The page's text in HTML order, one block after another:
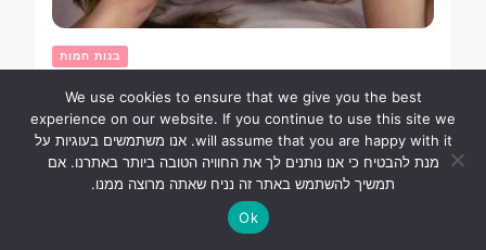
בנות חמות
אלנה צ'יריטה נאיל, סגנון ייחודי
והרבה נחישות
We use cookies to ensure that we give you the best
experience on our website. If you continue to use this site we
will assume that you are happy with it. אנו משתמשים בעוגיות על
מנת להבטיח כי אנו נותנים לך את החוויה הטובה ביותר באתרנו. אם
תמשיך להשתמש באתר זה נניח שאתה מרוצה ממנו.
Ok